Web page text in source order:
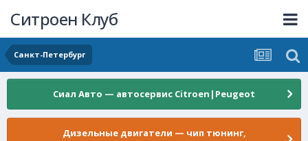
Ситроен Клуб
Санкт-Петербург
Сиал Авто — автосервис Citroen|Peugeot
Дизельные двигатели — чип тюнинг,